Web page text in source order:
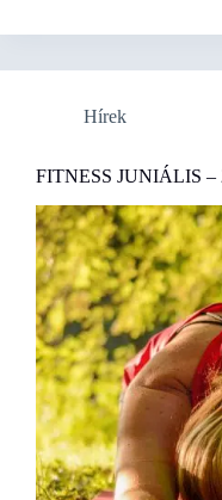
Hírek
FITNESS JUNIÁLIS –